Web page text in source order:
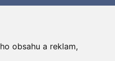
obsahu a reklam,
s.r.o.